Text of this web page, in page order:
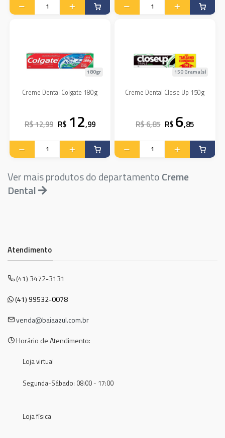
Creme Dental Colgate 180g
180gr
R$ 12,99 R$ 12,99
Creme Dental Close Up 150g
150 Grama(s)
R$ 6,85 R$ 6,85
Ver mais produtos do departamentoCreme
Dental
Atendimento
(41) 3472-3131
(41) 99532-0078
venda@baiaazul.com.br
Horário de Atendimento:
Loja virtual
Segunda-Sábado: 08:00 - 17:00
Loja física